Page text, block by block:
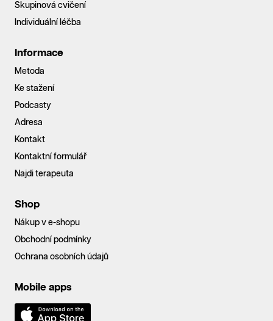
Skupinová cvičení
Individuální léčba
Informace
Metoda
Ke stažení
Podcasty
Adresa
Kontakt
Kontaktní formulář
Najdi terapeuta
Shop
Nákup v e-shopu
Obchodní podmínky
Ochrana osobních údajů
Mobile apps